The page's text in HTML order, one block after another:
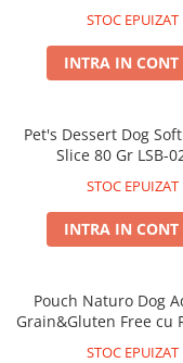
Naturo
Churu
Diete Veterinare Caini
Sampoane, balsamuri
Igiena Orala si Dentara
Igiena Oculara
Igiena Casei
Igiena Auriculara
Ciao Inaba
Signature7
Sampoane si
Articole Periaj
Lapte pentru Pisici
Suplimente Nutritive
STOC EPUIZAT
INTRA IN CONT
Pet's Dessert Dog
Slice 80 Gr LSB-
STOC EPUIZAT
INTRA IN CONT
Pouch Naturo Dog
Grain&Gluten Free cu
STOC EPUIZAT